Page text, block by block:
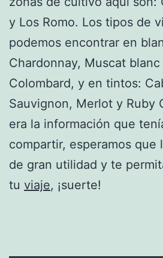
y Los Romo. Los tipos de
podemos encontrar en
Chardonnay, Muscat
Colombard, y en tintos:
Sauvignon, Merlot y Ruby
era la información que
compartir, esperamos que
de gran utilidad y te
tu viaje, ¡suerte!